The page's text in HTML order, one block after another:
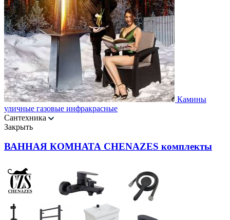
Камины
уличные газовые инфракрасные
Сантехника
Закрыть
ВАННАЯ КОМНАТА CHENAZES комплекты